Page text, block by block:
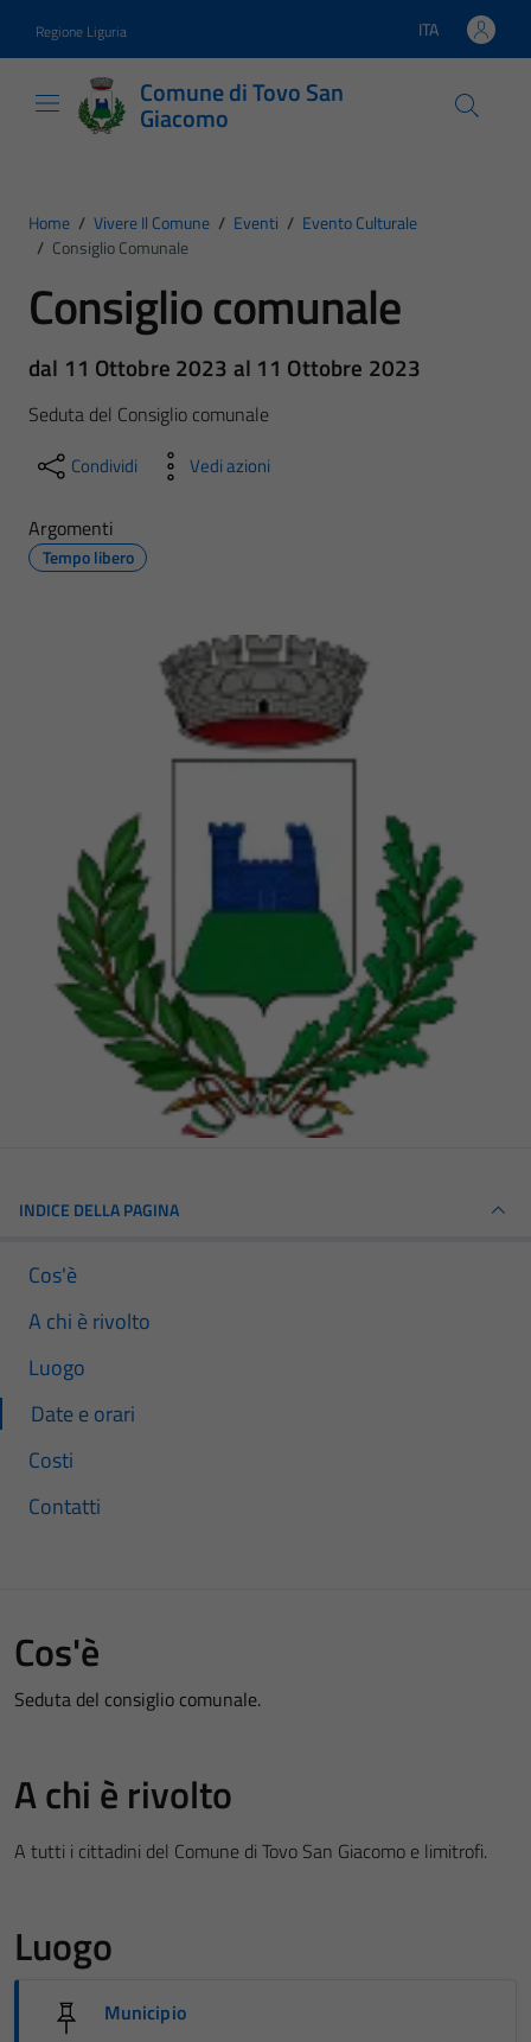
Regione Liguria Lingua attiva:
ITA
Comune di Tovo San
Giacomo
Home / Vivere Il Comune / Eventi / Evento Culturale
/ Consiglio Comunale
Consiglio comunale
dal 11 Ottobre 2023 al 11 Ottobre 2023
Seduta del Consiglio comunale
Condividi Vedi azioni
Argomenti
Tempo libero
INDICE DELLA PAGINA
Cos'è
A chi è rivolto
Luogo
Date e orari
Costi
Contatti
Cos'è
Seduta del consiglio comunale.
A chi è rivolto
A tutti i cittadini del Comune di Tovo San Giacomo e limitrofi.
Luogo
Municipio